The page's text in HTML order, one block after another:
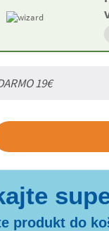
19€
produkt do